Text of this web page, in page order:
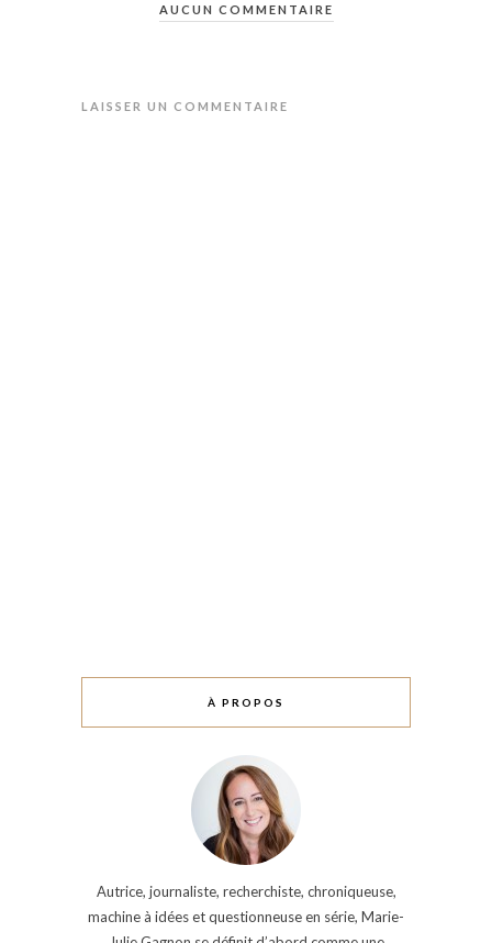
AUCUN COMMENTAIRE
LAISSER UN COMMENTAIRE
À PROPOS
Autrice, journaliste, recherchiste, chroniqueuse,
machine à idées et questionneuse en série, Marie-